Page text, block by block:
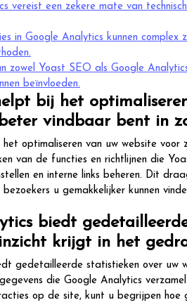
vereist een zekere mate van
in Google Analytics kunnen
zowel Yoast SEO als Google
beïnvloeden.
bij het
vindbaar bent in
optimaliseren van uw website voor
van de functies en richtlijnen die
en interne links beheren. Dit
u gemakkelijker kunnen
biedt
krijgt in het
gedetailleerde statistieken over uw
die Google Analytics
op de site, kunt u begrijpen